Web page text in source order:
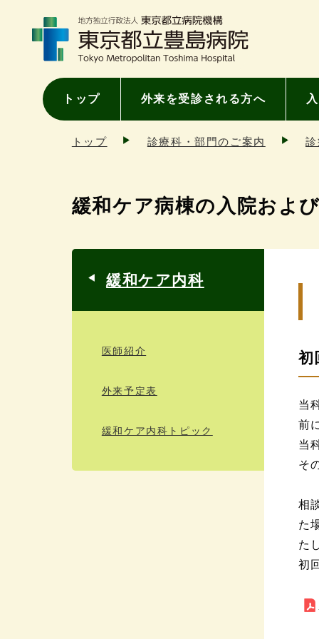
トップ 外来を受診される方へ
トップ 診療科・部門のご案内
緩和ケア病棟の入院およ
初
当
前
当
そ
相
た
た
初
緩和ケア内科
医師紹介
外来予定表
緩和ケア内科トピック